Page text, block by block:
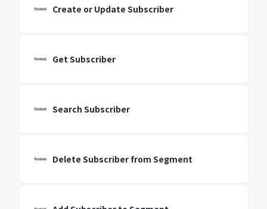
Create or Update Subscriber
Get Subscriber
Search Subscriber
Delete Subscriber from Segment